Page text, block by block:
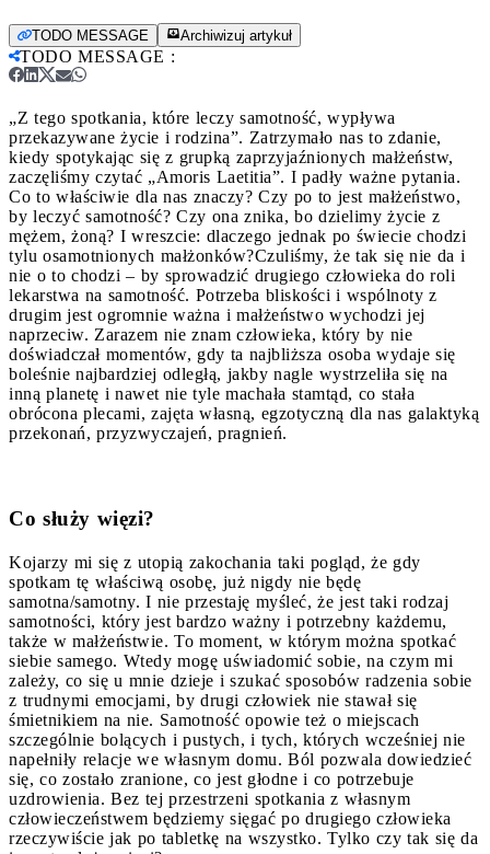
TODO MESSAGE Archiwizuj artykuł
TODO MESSAGE :
„Z tego spotkania, które leczy samotność, wypływa
przekazywane życie i rodzina”. Zatrzymało nas to zdanie,
kiedy spotykając się z grupką zaprzyjaźnionych małżeństw,
zaczęliśmy czytać „Amoris Laetitia”. I padły ważne pytania.
Co to właściwie dla nas znaczy? Czy po to jest małżeństwo,
by leczyć samotność? Czy ona znika, bo dzielimy życie z
mężem, żoną? I wreszcie: dlaczego jednak po świecie chodzi
tylu osamotnionych małżonków?Czuliśmy, że tak się nie da i
nie o to chodzi – by sprowadzić drugiego człowieka do roli
lekarstwa na samotność. Potrzeba bliskości i wspólnoty z
drugim jest ogromnie ważna i małżeństwo wychodzi jej
naprzeciw. Zarazem nie znam człowieka, który by nie
doświadczał momentów, gdy ta najbliższa osoba wydaje się
boleśnie najbardziej odległą, jakby nagle wystrzeliła się na
inną planetę i nawet nie tyle machała stamtąd, co stała
obrócona plecami, zajęta własną, egzotyczną dla nas galaktyką
przekonań, przyzwyczajeń, pragnień.
Co służy więzi?
Kojarzy mi się z utopią zakochania taki pogląd, że gdy
spotkam tę właściwą osobę, już nigdy nie będę
samotna/samotny. I nie przestaję myśleć, że jest taki rodzaj
samotności, który jest bardzo ważny i potrzebny każdemu,
także w małżeństwie. To moment, w którym można spotkać
siebie samego. Wtedy mogę uświadomić sobie, na czym mi
zależy, co się u mnie dzieje i szukać sposobów radzenia sobie
z trudnymi emocjami, by drugi człowiek nie stawał się
śmietnikiem na nie. Samotność opowie też o miejscach
szczególnie bolących i pustych, i tych, których wcześniej nie
napełniły relacje we własnym domu. Ból pozwala dowiedzieć
się, co zostało zranione, co jest głodne i co potrzebuje
uzdrowienia. Bez tej przestrzeni spotkania z własnym
człowieczeństwem będziemy sięgać po drugiego człowieka
rzeczywiście jak po tabletkę na wszystko. Tylko czy tak się da